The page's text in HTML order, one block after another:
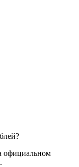
официальном